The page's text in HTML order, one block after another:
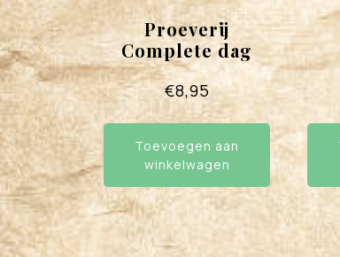
Proeverij
Complete dag
€8,95
Toevoegen aan
winkelwagen